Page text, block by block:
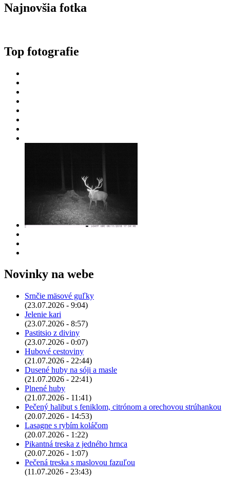
Najnovšia fotka
Top fotografie
Novinky na webe
Srnčie mäsové guľky
(23.07.2026 - 9:04)
Jelenie kari
(23.07.2026 - 8:57)
Pastitsio z diviny
(23.07.2026 - 0:07)
Hubové cestoviny
(21.07.2026 - 22:44)
Dusené huby na sóji a masle
(21.07.2026 - 22:41)
Plnené huby
(21.07.2026 - 11:41)
Pečený halibut s feniklom, citrónom a orechovou strúhankou
(20.07.2026 - 14:53)
Lasagne s rybím koláčom
(20.07.2026 - 1:22)
Pikantná treska z jedného hrnca
(20.07.2026 - 1:07)
Pečená treska s maslovou fazuľou
(11.07.2026 - 23:43)